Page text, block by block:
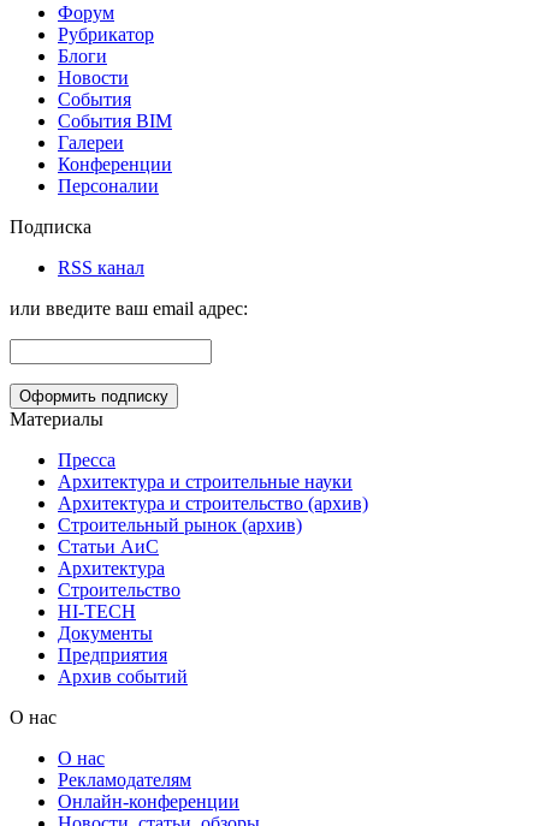
Форум
Рубрикатор
Блоги
Новости
События
События BIM
Галереи
Конференции
Персоналии
Подписка
RSS канал
или введите ваш email адрес:
Материалы
Пресса
Архитектура и строительные науки
Архитектура и строительство (архив)
Строительный рынок (архив)
Статьи АиС
Архитектура
Строительство
HI-TECH
Документы
Предприятия
Архив событий
О нас
О нас
Рекламодателям
Онлайн-конференции